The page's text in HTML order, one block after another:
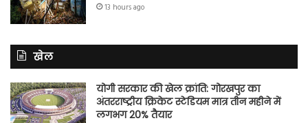
13 hours ago
खेल
योगी सरकार की खेल क्रांति: गोरखपुर का
अंतरराष्ट्रीय क्रिकेट स्टेडियम मात्र तीन महीने में
लगभग 20% तैयार